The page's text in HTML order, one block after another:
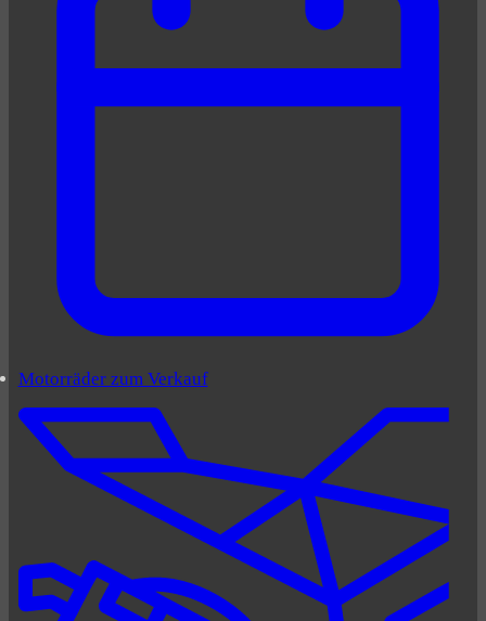
Motorräder zum Verkauf